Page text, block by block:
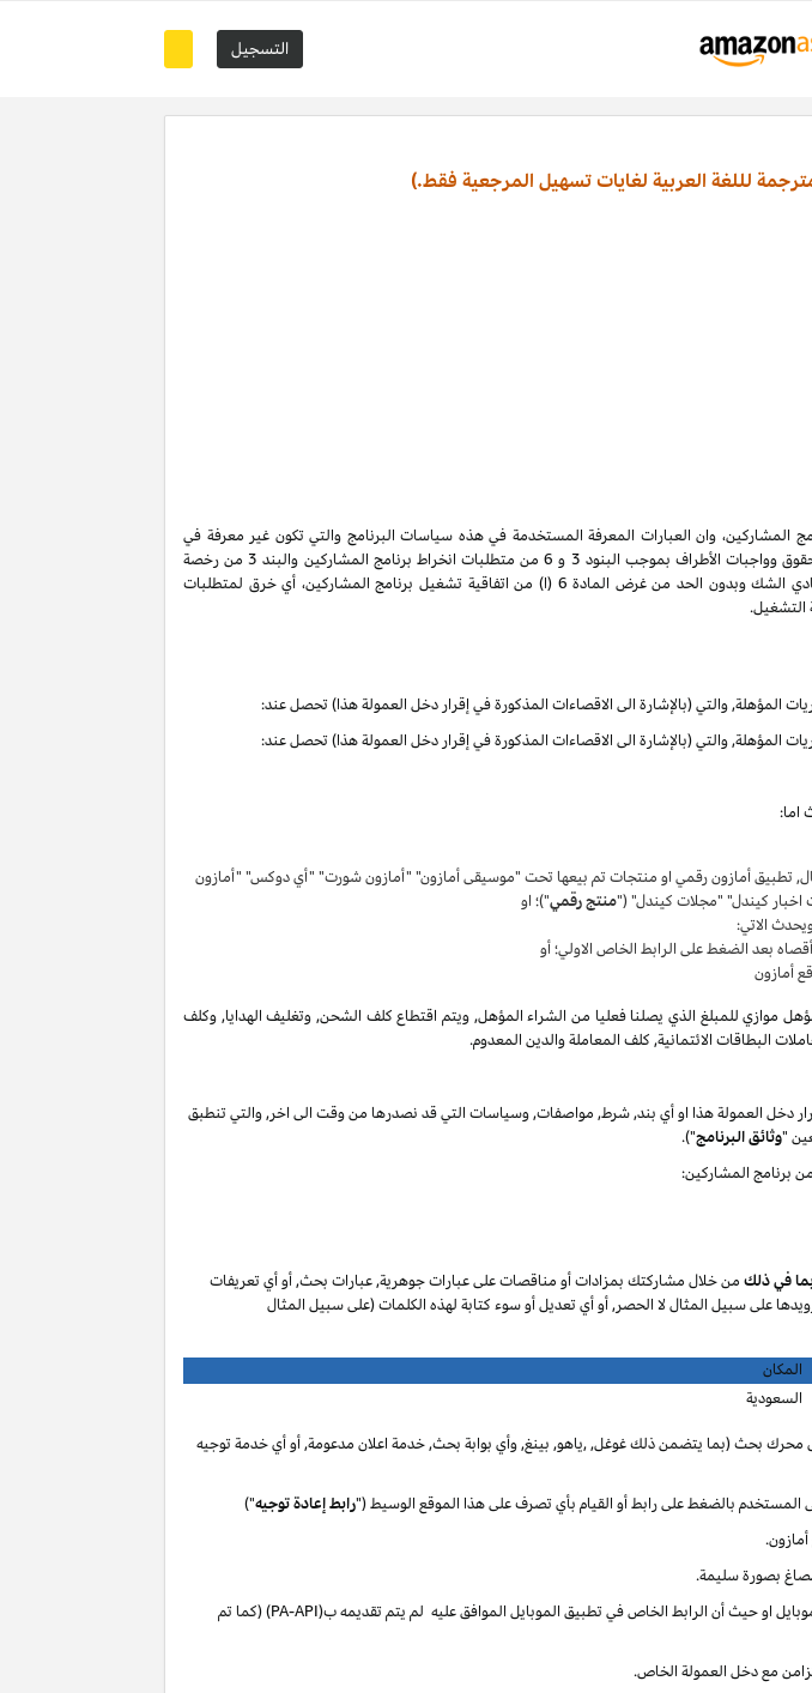
التسجيل
لللغة العربية لغايات تسهيل المرجعية فقط.)
المشاركين، وان العبارات المعرفة المستخدمة في هذه سياسات البرنامج والتي تكون غير معرفة في
سياسات البرنامج هذه تحمل التعاريف والمعاني الموجودة في اتفاقية تشغيل برنامج المشاركين. ان حقوق وواجبات الأطراف بموجب البنود 3 و 6 من متطلبات انخراط برنامج المشاركين والبند 3 من رخصة
الملكية الفكرية لبرنامج المشاركين لا تنتهي ولا تنطفئ بانتهاء اتفاقية تشغيل برنامج المشاركين. لتفادي الشك وبدون الحد من غرض المادة 6 (ا) من اتفاقية تشغيل برنامج المشاركين، أي خرق لمتطلبات
التشغيل.
اما:
تطبيق أمازون رقمي او منتجات تم بيعها تحت "موسيقى أمازون" "أمازون شورت" "أي دوكس" "أمازون
كيندل" "مجلات كيندل" ("منتج رقمي")؛ او
الاتي:
أمازون
للمبلغ الذي يصلنا فعليا من الشراء المؤهل, ويتم اقتطاع كلف الشحن, وتغليف الهدايا, وكلف
البطاقات الائتمانية, كلف المعاملة والدين المعدوم.
دخل العمولة هذا او أي بند, شرط, مواصفات, وسياسات التي قد نصدرها من وقت الى اخر, والتي تنطبق
"وثائق البرنامج").
برنامج المشاركين:
في ذلك من خلال مشاركتك بمزادات أو مناقصات على عبارات جوهرية, عبارات بحث, أو أي تعريفات
على سبيل المثال لا الحصر, أو أي تعديل أو سوء كتابة لهذه الكلمات (على سبيل المثال
المكان
السعودية
بحث (بما يتضمن ذلك غوغل, ,ياهو, بينغ, وأي بوابة بحث, خدمة اعلان مدعومة, أو أي خدمة توجيه
بالضغط على رابط أو القيام بأي تصرف على هذا الموقع الوسيط ("رابط إعادة توجيه")
بصورة سليمة.
او حيث أن الرابط الخاص في تطبيق الموبايل الموافق عليه لم يتم تقديمه ب(PA-API) (كما تم